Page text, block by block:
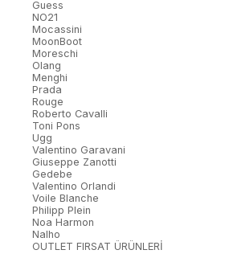
Guess
NO21
Mocassini
MoonBoot
Moreschi
Olang
Menghi
Prada
Rouge
Roberto Cavalli
Toni Pons
Ugg
Valentino Garavani
Giuseppe Zanotti
Gedebe
Valentino Orlandi
Voile Blanche
Philipp Plein
Noa Harmon
Nalho
OUTLET FIRSAT ÜRÜNLERİ